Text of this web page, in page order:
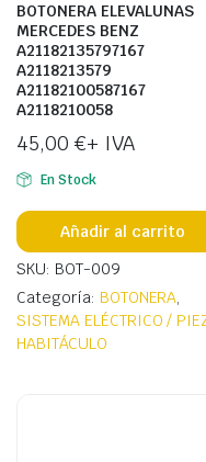
BOTONERA ELEVALUNAS
MERCEDES BENZ
A21182135797167
A2118213579
A21182100587167
A2118210058
45,00 €+ IVA
En Stock
Añadir al carrito
SKU: BOT-009
Categoría: BOTONERA,
SISTEMA ELÉCTRICO /
HABITÁCULO